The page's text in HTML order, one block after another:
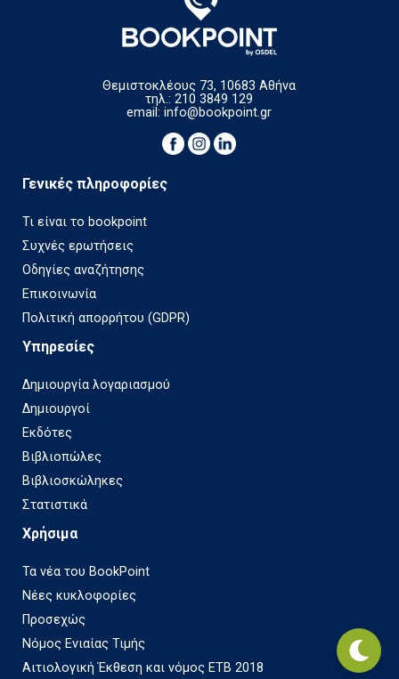
Θεμιστοκλέους 73, 10683 Αθήνα
τηλ.: 210 3849 129
email:info@bookpoint.gr
Γενικές πληροφορίες
Τι είναι το bookpoint
Συχνές ερωτήσεις
Οδηγίες αναζήτησης
Επικοινωνία
Πολιτική απορρήτου (GDPR)
Υπηρεσίες
Δημιουργία λογαριασμού
Δημιουργοί
Εκδότες
Βιβλιοπώλες
Βιβλιοσκώληκες
Στατιστικά
Χρήσιμα
Τα νέα του BookPoint
Νέες κυκλοφορίες
Προσεχώς
Νόμος Ενιαίας Τιμής
Αιτιολογική Έκθεση και νόμος ΕΤΒ 2018